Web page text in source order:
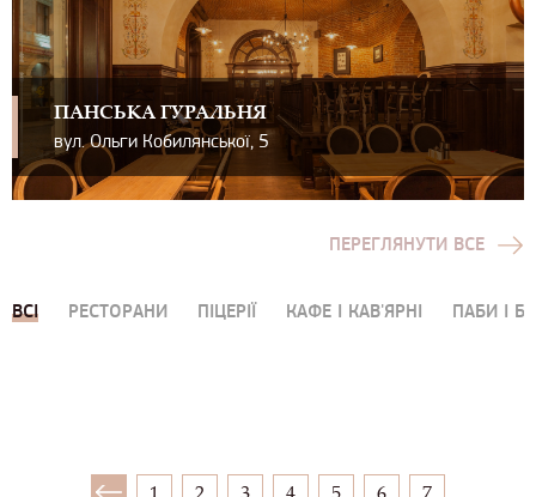
ПАНСЬКА ГУРАЛЬНЯ
вул. Ольги Кобилянської, 5
ПЕРЕГЛЯНУТИ ВСЕ
ВСІ РЕСТОРАНИ ПІЦЕРІЇ КАФЕ І КАВ'ЯРНІ ПАБИ І